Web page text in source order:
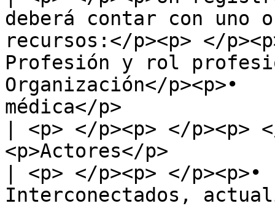
deberá contar con uno
recursos:</p><p> </
Profesión y rol
Organización</p><p>•
médica</p>
| <p> </p><p> </p><p>
<p>Actores</p>
| <p> </p><p> </
Interconectados,